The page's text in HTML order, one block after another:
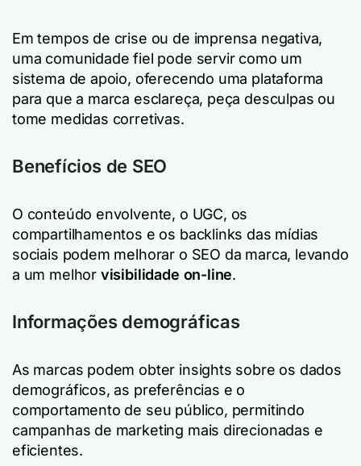
Em tempos de crise ou de imprensa negativa,
uma comunidade fiel pode servir como um
sistema de apoio, oferecendo uma plataforma
para que a marca esclareça, peça desculpas ou
tome medidas corretivas.
Benefícios de SEO
O conteúdo envolvente, o UGC, os
compartilhamentos e os backlinks das mídias
sociais podem melhorar o SEO da marca, levando
a um melhor visibilidade on-line.
Informações demográficas
As marcas podem obter insights sobre os dados
demográficos, as preferências e o
comportamento de seu público, permitindo
campanhas de marketing mais direcionadas e
eficientes.